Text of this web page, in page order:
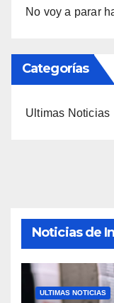
No voy a parar
Categorías
Ultimas Noticias
Noticias de
ULTIMAS NOTICIAS